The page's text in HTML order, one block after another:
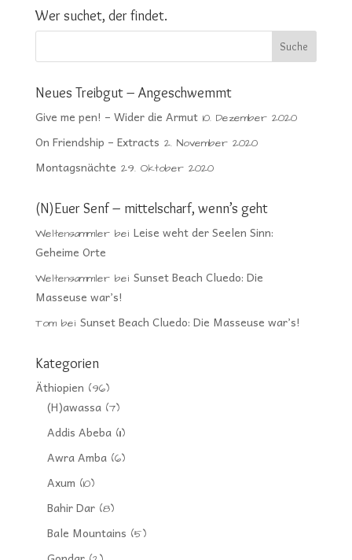
Wer suchet, der findet.
Neues Treibgut – Angeschwemmt
Give me pen! – Wider die Armut 10. Dezember 2020
On Friendship – Extracts 2. November 2020
Montagsnächte 29. Oktober 2020
(N)Euer Senf – mittelscharf, wenn’s geht
Weltensammlerbei Leise weht der Seelen Sinn:
Geheime Orte
Weltensammlerbei Sunset Beach Cluedo: Die
Masseuse war’s!
Tombei Sunset Beach Cluedo: Die Masseuse war’s!
Kategorien
Äthiopien (96)
(H)awassa(7)
Addis Abeba(11)
Awra Amba(6)
Axum (10)
Bahir Dar(8)
Bale Mountains (5)